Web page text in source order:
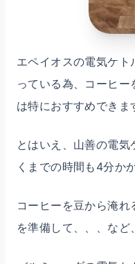
エペイオスの電気ケ
っている為、コーヒ
は特におすすめできま
とはいえ、山善の電
くまでの時間も4分か
コーヒーを豆から淹
を準備して、、、など